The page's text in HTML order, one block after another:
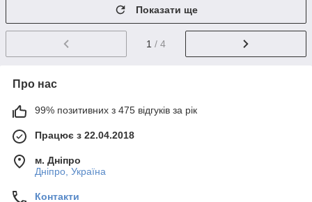
Показати ще
1 / 4
Про нас
99% позитивних з 475 відгуків за рік
Працює з 22.04.2018
м. Дніпро
Дніпро, Україна
Контакти